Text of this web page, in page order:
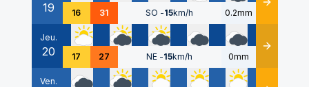
19 16 31 SO -15km/h 0.2mm Détails
Jeu.
20 17 27 NE -15km/h 0mm Détails
Ven.